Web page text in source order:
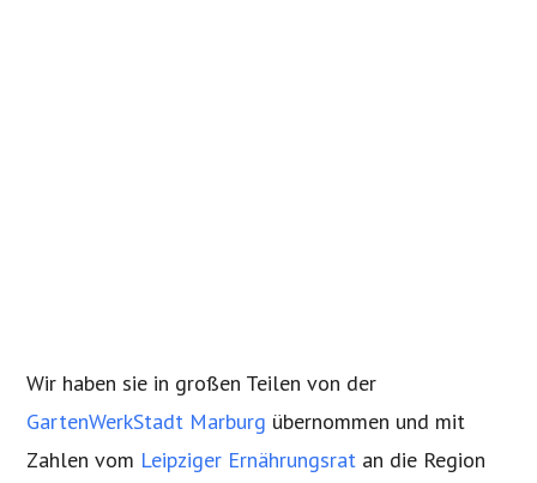
Wir haben sie in großen Teilen von der
GartenWerkStadt Marburg übernommen und mit
Zahlen vom Leipziger Ernährungsrat an die Region